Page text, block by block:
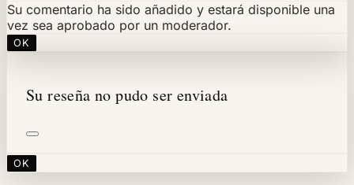
Su comentario ha sido añadido y estará disponible una
vez sea aprobado por un moderador.
OK
Su reseña no pudo ser enviada
OK